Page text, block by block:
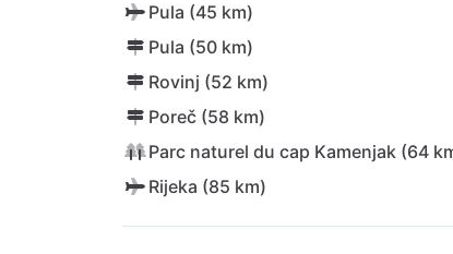
Pula (45 km)
Pula (50 km)
Rovinj (52 km)
Poreč (58 km)
Parc naturel du cap Kamenjak (64
Rijeka (85 km)